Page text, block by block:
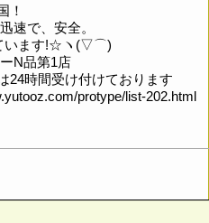
！
速で、安全。
います!☆ヽ(▽⌒)
N品第1店
24時間受け付けております
protype/list-202.html